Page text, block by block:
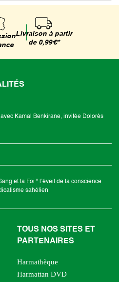
Livraison à partir
de 0,99€*
avec Kamal Benkirane, invitée Dolorès
et la Foi " l’éveil de la conscience
sahélien
TOUS NOS SITES ET
PARTENAIRES
Harmathèque
Harmattan DVD